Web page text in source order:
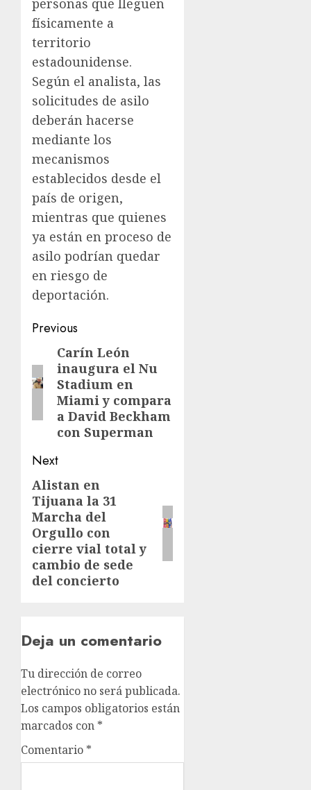
personas que lleguen
físicamente a
territorio
estadounidense.
Según el analista, las
solicitudes de asilo
deberán hacerse
mediante los
mecanismos
establecidos desde el
país de origen,
mientras que quienes
ya están en proceso de
asilo podrían quedar
en riesgo de
deportación.
Previous
Carín León
inaugura el Nu
Stadium en
Miami y compara
a David Beckham
con Superman
Next
Alistan en
Tijuana la 31
Marcha del
Orgullo con
cierre vial total y
cambio de sede
del concierto
Deja un comentario
Tu dirección de correo
electrónico no será publicada.
Los campos obligatorios están
marcados con *
Comentario *